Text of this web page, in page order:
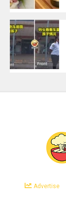
Advertise